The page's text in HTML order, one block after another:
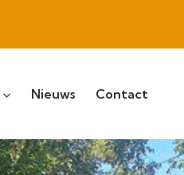
Nieuws Contact